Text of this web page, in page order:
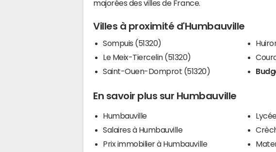
majorées des villes de France.
Villes à proximité d'Humbauville
Sompuis (51320)
Le Meix-Tiercelin (51320)
Saint-Ouen-Domprot (51320)
En savoir plus sur Humbauville
Humbauville
Salaires à Humbauville
Prix immobilier à Humbauville